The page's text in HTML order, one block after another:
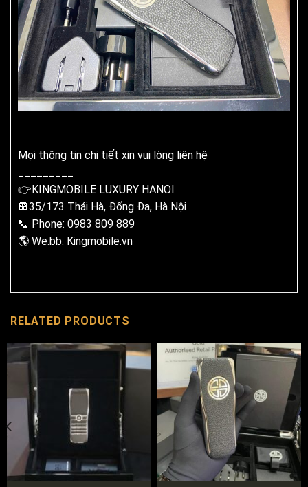
Mọi thông tin chi tiết xin vui lòng liên hệ
👉KINGMOBILE LUXURY HANOI
🏤35/173 Thái Hà, Đống Đa, Hà Nội
📞 Phone: 0983 809 889
🌎 We.bb: Kingmobile.vn
RELATED PRODUCTS